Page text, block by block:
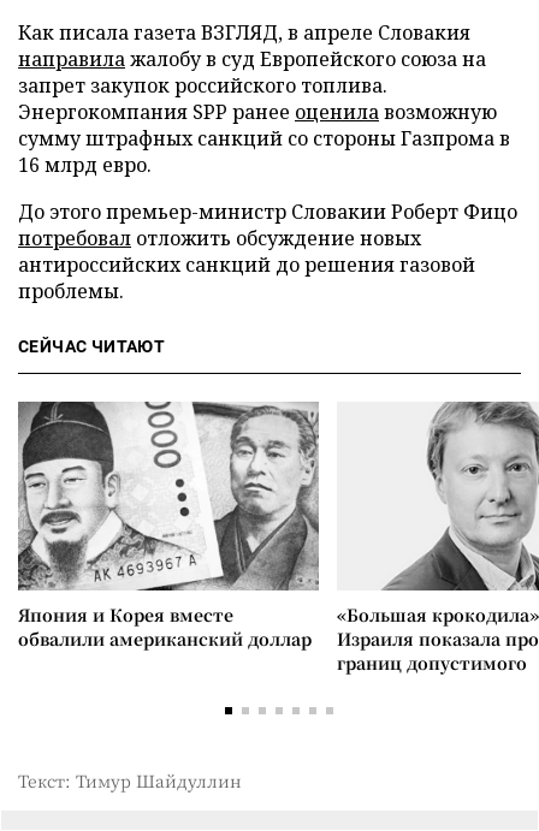
Как писала газета ВЗГЛЯД, в апреле Словакия
направилажалобу в суд Европейского союза на
запрет закупок российского топлива.
Энергокомпания SPP ранее оценилавозможную
сумму штрафных санкций со стороны Газпрома в
16 млрд евро.
До этого премьер-министр Словакии Роберт Фицо
потребовал отложить обсуждение новых
антироссийских санкций до решения газовой
проблемы.
СЕЙЧАС ЧИТАЮТ
Япония и Корея вместе
обвалили американский доллар
«Большая
Израиля показала
границ допустимого
Текст: Тимур Шайдуллин